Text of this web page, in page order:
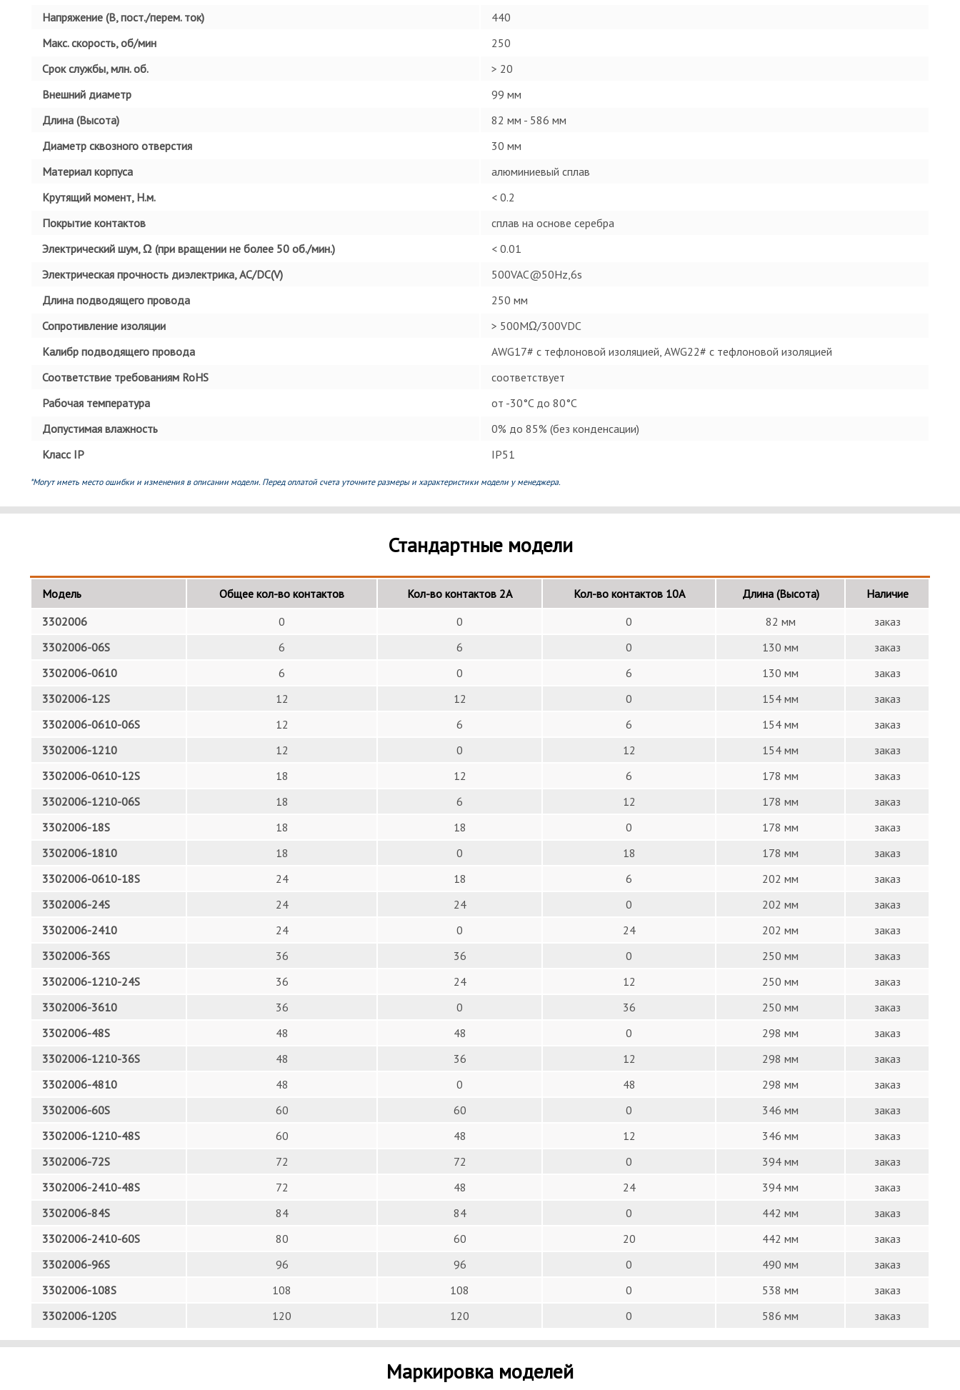
Напряжение (В, пост./перем. ток)
440
Макс. скорость, об/мин
250
Срок службы, млн. об.
> 20
Внешний диаметр
99 мм
Длина (Высота)
82 мм - 586 мм
Диаметр сквозного отверстия
30 мм
Материал корпуса
алюминиевый сплав
Крутящий момент, Н.м.
< 0.2
Покрытие контактов
сплав на основе серебра
Электрический шум, Ω (при вращении не более 50 об./мин.)
< 0.01
Электрическая прочность диэлектрика, AC/DC(V)
500VAC@50Hz,6s
Длина подводящего провода
250 мм
Сопротивление изоляции
> 500MΩ/300VDC
Калибр подводящего провода
AWG17# с тефлоновой изоляцией, AWG22# с тефлоновой изоляцией
Соответствие требованиям RoHS
соответствует
Рабочая температура
от -30°C до 80°C
Допустимая влажность
0% до 85% (без конденсации)
Класс IP
IP51
*Могут иметь место ошибки и изменения в описании модели. Перед оплатой счета уточните размеры и характеристики модели у менеджера.
Стандартные модели
Модель Общее кол-во контактов Кол-во контактов 2А Кол-во контактов 10А Длина (Высота)
Наличие
3302006
0 0 0 82 мм
заказ
3302006-06S
6 6 0 130 мм
заказ
3302006-0610
6 0 6 130 мм
заказ
3302006-12S
12 12 0 154 мм
заказ
3302006-0610-06S
12 6 6 154 мм
заказ
3302006-1210
12 0 12 154 мм
заказ
3302006-0610-12S
18 12 6 178 мм
заказ
3302006-1210-06S
18 6 12 178 мм
заказ
3302006-18S
18 18 0 178 мм
заказ
3302006-1810
18 0 18 178 мм
заказ
3302006-0610-18S
24 18 6 202 мм
заказ
3302006-24S
24 24 0 202 мм
заказ
3302006-2410
24 0 24 202 мм
заказ
3302006-36S
36 36 0 250 мм
заказ
3302006-1210-24S
36 24 12 250 мм
заказ
3302006-3610
36 0 36 250 мм
заказ
3302006-48S
48 48 0 298 мм
заказ
3302006-1210-36S
48 36 12 298 мм
заказ
3302006-4810
48 0 48 298 мм
заказ
3302006-60S
60 60 0 346 мм
заказ
3302006-1210-48S
60 48 12 346 мм
заказ
3302006-72S
72 72 0 394 мм
заказ
3302006-2410-48S
72 48 24 394 мм
заказ
3302006-84S
84 84 0 442 мм
заказ
3302006-2410-60S
80 60 20 442 мм
заказ
3302006-96S
96 96 0 490 мм
заказ
3302006-108S
108 108 0 538 мм
заказ
3302006-120S
120 120 0 586 мм заказ
Маркировка моделей